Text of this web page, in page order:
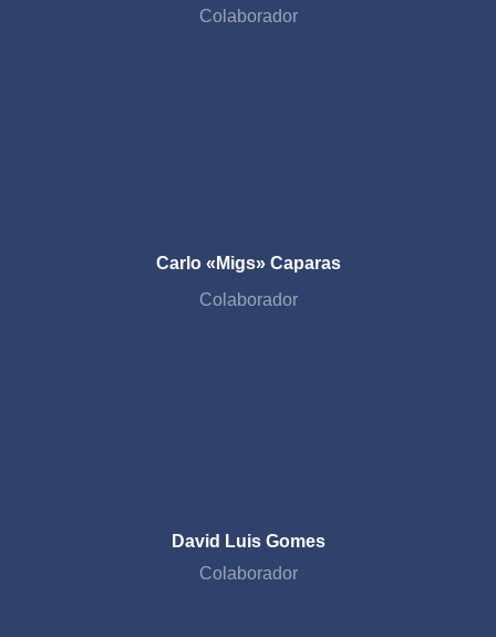
Colaborador
Carlo «Migs» Caparas
Colaborador
David Luis Gomes
Colaborador